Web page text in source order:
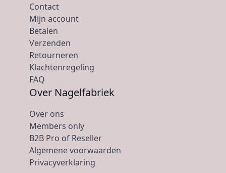
Contact
Mijn account
Betalen
Verzenden
Retourneren
Klachtenregeling
FAQ
Over Nagelfabriek
Over ons
Members only
B2B Pro of Reseller
Algemene voorwaarden
Privacyverklaring